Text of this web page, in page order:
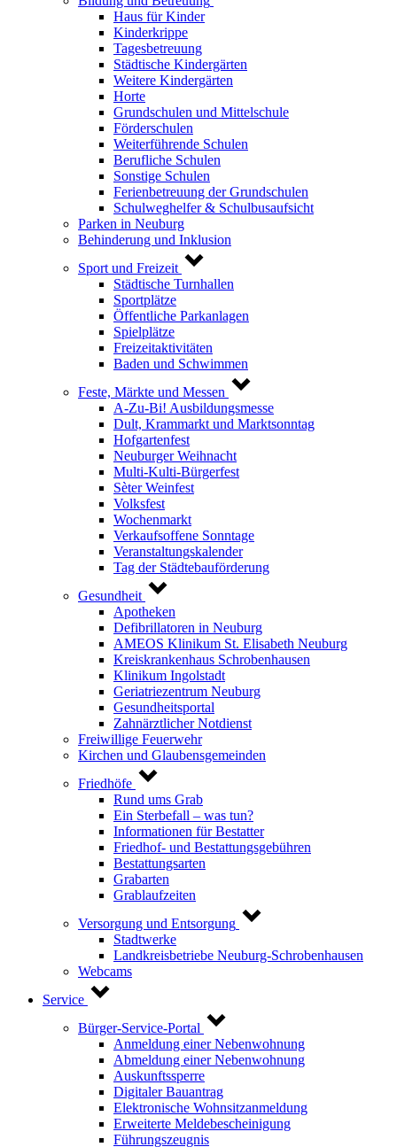
Haus für Kinder
Kinderkrippe
Tagesbetreuung
Städtische Kindergärten
Weitere Kindergärten
Horte
Grundschulen und Mittelschule
Förderschulen
Weiterführende Schulen
Berufliche Schulen
Sonstige Schulen
Ferienbetreuung der Grundschulen
Schulweghelfer & Schulbusaufsicht
Parken in Neuburg
Behinderung und Inklusion
Sport und Freizeit
Städtische Turnhallen
Sportplätze
Öffentliche Parkanlagen
Spielplätze
Freizeitaktivitäten
Baden und Schwimmen
Feste, Märkte und Messen
A-Zu-Bi! Ausbildungsmesse
Dult, Krammarkt und Marktsonntag
Hofgartenfest
Neuburger Weihnacht
Multi-Kulti-Bürgerfest
Sèter Weinfest
Volksfest
Wochenmarkt
Verkaufsoffene Sonntage
Veranstaltungskalender
Tag der Städtebauförderung
Gesundheit
Apotheken
Defibrillatoren in Neuburg
AMEOS Klinikum St. Elisabeth Neuburg
Kreiskrankenhaus Schrobenhausen
Klinikum Ingolstadt
Geriatriezentrum Neuburg
Gesundheitsportal
Zahnärztlicher Notdienst
Freiwillige Feuerwehr
Kirchen und Glaubensgemeinden
Friedhöfe
Rund ums Grab
Ein Sterbefall – was tun?
Informationen für Bestatter
Friedhof- und Bestattungsgebühren
Bestattungsarten
Grabarten
Grablaufzeiten
Versorgung und Entsorgung
Stadtwerke
Landkreisbetriebe Neuburg-Schrobenhausen
Webcams
Service
Bürger-Service-Portal
Anmeldung einer Nebenwohnung
Abmeldung einer Nebenwohnung
Auskunftssperre
Digitaler Bauantrag
Elektronische Wohnsitzanmeldung
Erweiterte Meldebescheinigung
Führungszeugnis